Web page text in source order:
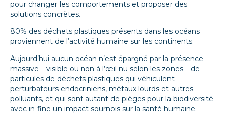
pour changer les comportements et proposer des
solutions concrètes.
80% des déchets plastiques présents dans les océans
proviennent de l’activité humaine sur les continents.
Aujourd’hui aucun océan n’est épargné par la présence
massive – visible ou non à l’œil nu selon les zones – de
particules de déchets plastiques qui véhiculent
perturbateurs endocriniens, métaux lourds et autres
polluants, et qui sont autant de pièges pour la biodiversité
avec in-fine un impact sournois sur la santé humaine.